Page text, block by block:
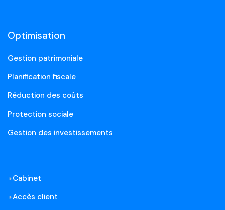
Optimisation
Gestion patrimoniale
Planification fiscale
Réduction des coûts
Protection sociale
Gestion des investissements
Cabinet
Accès client